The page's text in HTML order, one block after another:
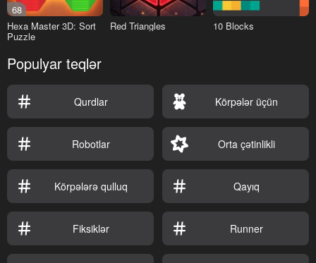
68
Hexa Master 3D: Sort
Puzzle
Red Triangles 10 Blocks
Populyar teqlər
Qurdlar Körpələr üçün
Robotlar Orta çətinlikli
Körpələrə qulluq Qayıq
Fiksiklər Runner